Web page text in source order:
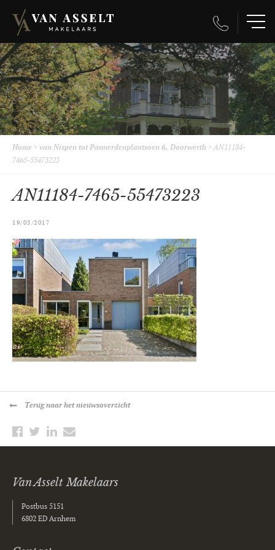
Home > van Nispen tot Pannerdenplantsoen 6, Doorwerth >AN11184-
7465-55473223
AN11184-7465-55473223
19/05/2017
Terugnaar het nieuwsoverzicht
Van Asselt Makelaars
Postbus 5151
6802 ED Arnhem